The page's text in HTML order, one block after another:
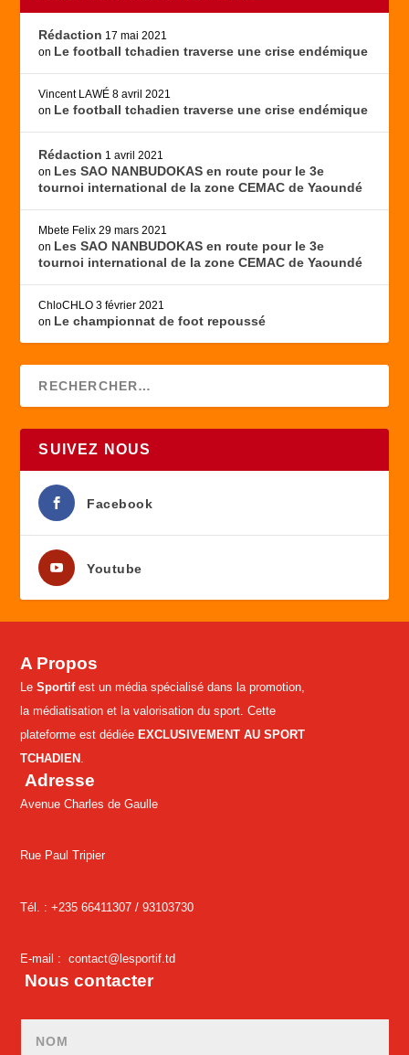
Rédaction 17 mai 2021
on Le football tchadien traverse une crise endémique
Vincent LAWÉ 8 avril 2021
on Le football tchadien traverse une crise endémique
Rédaction 1 avril 2021
on Les SAO NANBUDOKAS en route pour le 3e
tournoi international de la zone CEMAC de Yaoundé
Mbete Felix 29 mars 2021
on Les SAO NANBUDOKAS en route pour le 3e
tournoi international de la zone CEMAC de Yaoundé
ChloCHLO 3 février 2021
on Le championnat de foot repoussé
SUIVEZ NOUS
Facebook
Youtube
A Propos
LeSportifest un média spécialisé dans la promotion,
la médiatisation et la valorisation du sport. Cette
plateforme est dédiée EXCLUSIVEMENT AU SPORT
TCHADIEN
Adresse
Avenue Charles de Gaulle
Rue Paul Tripier
Tél. : +235 66411307 /93103730
E-mail :contact@lesportif.td
Nous contacter